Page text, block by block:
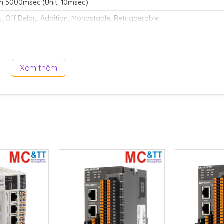
5000msec (Unit: 10msec)
Off Delay, Addition, Monostable, Retriggerable
on number of points
: -32,768 ~ +32,767
(Maximum 38,400bps) : CICON Loader / Connection Type: RJ11
–
RS-232C: CICON Loader,
CIMON-HMI / Connection
RS-485: CICON Loader,
CIMON-HMI / Connection
Type: RJ45
Error
133g/137g
Xem thêm